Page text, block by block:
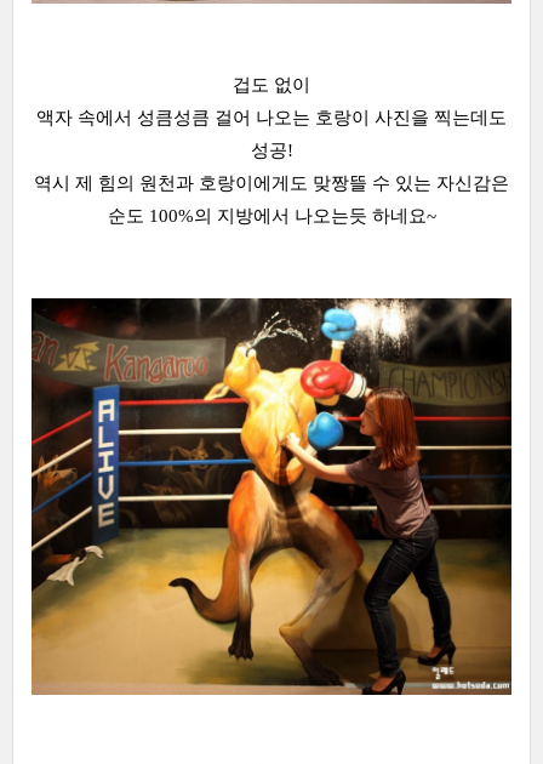
겁도 없이
액자 속에서 성큼성큼 걸어 나오는 호랑이 사진을 찍는데도
성공!
역시 제 힘의 원천과 호랑이에게도 맞짱뜰 수 있는 자신감은
순도 100%의 지방에서 나오는듯 하네요~